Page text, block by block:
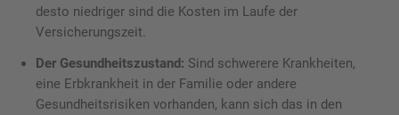
desto niedriger sind die Kosten im Laufe der
Versicherungszeit.
Der Gesundheitszustand: Sind schwerere Krankheiten,
eine Erbkrankheit in der Familie oder andere
Gesundheitsrisiken vorhanden, kann sich das in den